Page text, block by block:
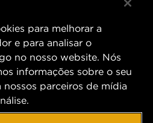
para melhorar a
e para analisar o
no nosso website. Nós
informações sobre o seu
parceiros de mídia